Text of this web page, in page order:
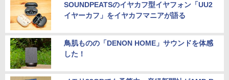
SOUNDPEATSのイヤカフ型イヤフォン「UU2
イヤーカフ」をイヤカフマニアが語る
鳥肌ものの「DENON HOME」サウンドを体感
した！